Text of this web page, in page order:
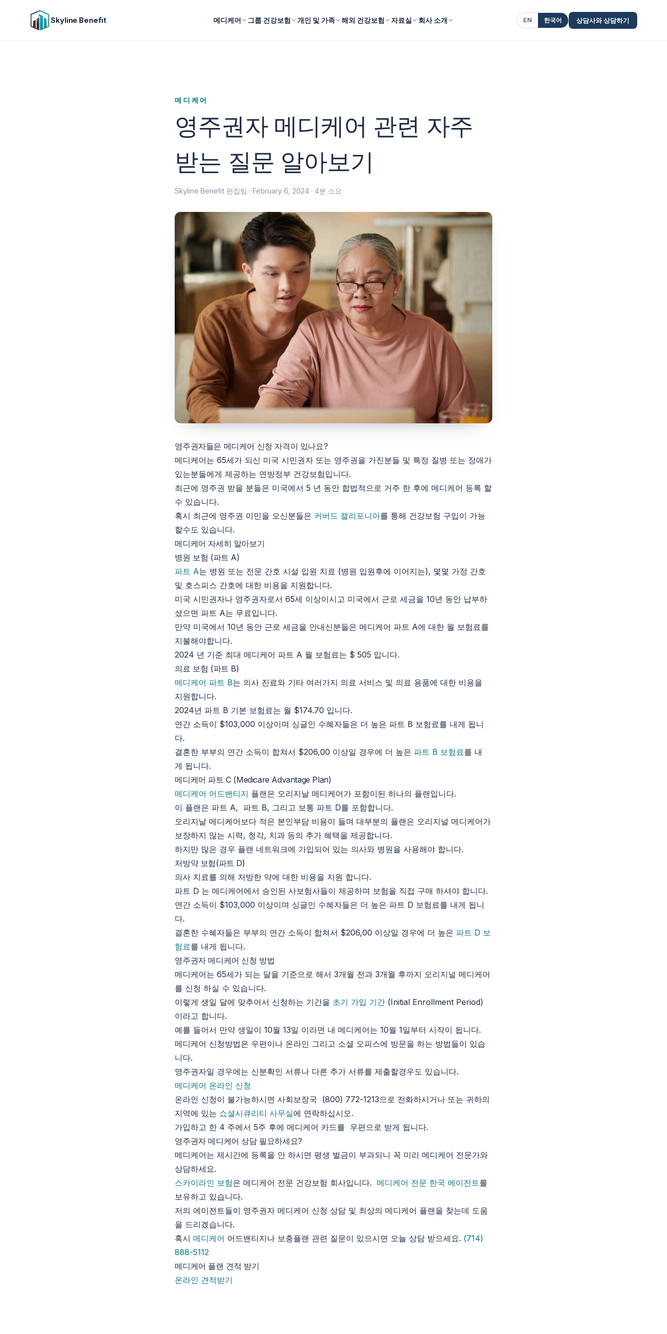
Skyline Benefit 메디케어 그룹 건강보험 개인 및 가족 해외 건강보험 자료실 회사 소개 EN 한국어 상담사와 상담하기
메디케어
영주권자 메디케어 관련 자주
받는 질문 알아보기
Skyline Benefit 편집팀 ·February 6, 2024 · 4분 소요
영주권자들은 메디케어 신청 자격이 있나요?
메디케어는 65세가 되신 미국 시민권자 또는 영주권을 가진분들 및 특정 질병 또는 장애가
있는분들에게 제공하는 연방정부 건강보험입니다.
최근에 영주권 받을 분들은 미국에서 5 년 동안 합법적으로 거주 한 후에 메디케어 등록 할
수 있습니다.
혹시 최근에 영주권 이민을 오신분들은 커버드 캘리포니아를 통해 건강보험 구입이 가능
할수도 있습니다.
메디케어 자세히 알아보기
병원 보험 (파트 A)
파트 A는 병원 또는 전문 간호 시설 입원 치료 (병원 입원후에 이어지는), 몇몇 가정 간호
및 호스피스 간호에 대한 비용을 지원합니다.
미국 시민권자나 영주권자로서 65세 이상이시고 미국에서 근로 세금을 10년 동안 납부하
셨으면 파트 A는 무료입니다.
만약 미국에서 10년 동안 근로 세금을 안내신분들은 메디케어 파트 A에 대한 월 보험료를
지불해야합니다.
2024 년 기준 최대 메디케어 파트 A 월 보험료는 $ 505 입니다.
의료 보험 (파트 B)
메디케어 파트 B는 의사 진료와 기타 여러가지 의료 서비스 및 의료 용품에 대한 비용을
지원합니다.
2024년 파트 B 기본 보험료는 월 $174.70 입니다.
연간 소득이 $103,000 이상이며 싱글인 수혜자들은 더 높은 파트 B 보험료를 내게 됩니
다.
결혼한 부부의 연간 소득이 합쳐서 $206,00 이상일 경우에 더 높은 파트 B 보험료를 내
게 됩니다.
메디케어 파트 C (Medicare Advantage Plan)
메디케어 어드밴티지 플랜은 오리지날 메디케어가 포함이된 하나의 플랜입니다.
이 플랜은 파트 A, 파트 B, 그리고 보통 파트 D를 포함합니다.
오리지날 메디케어보다 적은 본인부담 비용이 들며 대부분의 플랜은 오리지널 메디케어가
보장하지 않는 시력, 청각, 치과 등의 추가 혜택을 제공합니다.
하지만 많은 경우 플랜 네트워크에 가입되어 있는 의사와 병원을 사용해야 합니다.
처방약 보험(파트 D)
의사 치료를 의해 처방한 약에 대한 비용을 지원 합니다.
파트 D 는 메디케어에서 승인된 사보험사들이 제공하며 보험을 직접 구매 하셔야 합니다.
연간 소득이 $103,000 이상이며 싱글인 수혜자들은 더 높은 파트 D 보험료를 내게 됩니
다.
결혼한 수혜자들은 부부의 연간 소득이 합쳐서 $206,00 이상일 경우에 더 높은 파트 D 보
험료를 내게 됩니다.
영주권자 메디케어 신청 방법
메디케어는 65세가 되는 달을 기준으로 해서 3개월 전과 3개월 후까지 오리지널 메디케어
를 신청 하실 수 있습니다.
이렇게 생일 달에 맞추어서 신청하는 기간을 초기 가입 기간 (Initial Enrollment Period)
이라고 합니다.
예를 들어서 만약 생일이 10월 13일 이라면 내 메디케어는 10월 1일부터 시작이 됩니다.
메디케어 신청방법은 우편이나 온라인 그리고 소셜 오피스에 방문을 하는 방법들이 있습
니다.
영주권자일 경우에는 신분확인 서류나 다른 추가 서류를 제출할경우도 있습니다.
메디케어 온라인 신청
온라인 신청이 불가능하시면 사회보장국 (800) 772-1213으로 전화하시거나 또는 귀하의
지역에 있는 쇼셜시큐리티 사무실에 연락하십시오.
가입하고 한 4 주에서 5주 후에 메디케어 카드를 우편으로 받게 됩니다.
영주권자 메디케어 상담 필요하세요?
메디케어는 제시간에 등록을 안 하시면 평생 벌금이 부과되니 꼭 미리 메디케어 전문가와
상담하세요.
스카이라인 보험은 메디케어 전문 건강보험 회사입니다. 메디케어 전문 한국 에이전트를
보유하고 있습니다.
저의 에이전트들이 영주권자 메디케어 신청 상담 및 최상의 메디케어 플랜을 찾는데 도움
을 드리겠습니다.
혹시 메디케어 어드밴티지나 보충플랜 관련 질문이 있으시면 오늘 상담 받으세요. (714)
888-5112
메디케어 플랜 견적 받기
온라인 견적받기